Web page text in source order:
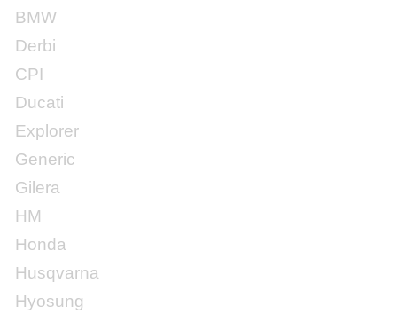
BMW
Derbi
CPI
Ducati
Explorer
Generic
Gilera
HM
Honda
Husqvarna
Hyosung